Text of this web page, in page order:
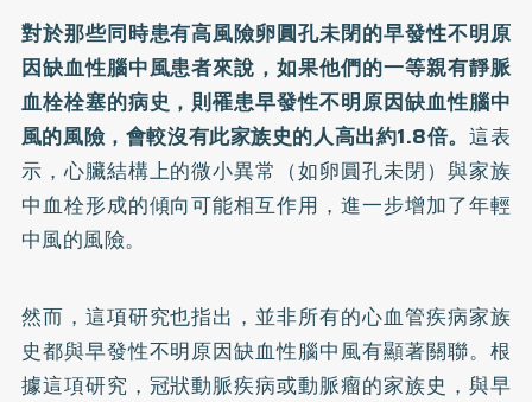
對於那些同時患有高風險卵圓孔未閉的早發性不明原
因缺血性腦中風患者來說，如果他們的一等親有靜脈
血栓栓塞的病史，則罹患早發性不明原因缺血性腦中
風的風險，會較沒有此家族史的人高出約1.8倍。這表
示，心臟結構上的微小異常（如卵圓孔未閉）與家族
中血栓形成的傾向可能相互作用，進一步增加了年輕
中風的風險。
然而，這項研究也指出，並非所有的心血管疾病家族
史都與早發性不明原因缺血性腦中風有顯著關聯。根
據這項研究，冠狀動脈疾病或動脈瘤的家族史，與早